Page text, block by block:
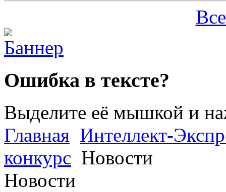
Ошибка в тексте?
Выделите её мышкой и
Главная Интеллект-
конкурс Новости
Новости